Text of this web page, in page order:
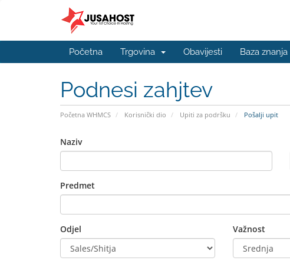
Početna Trgovina Obavijesti Baza znanja
Podnesi zahjtev
Početna WHMCS Korisnički dio Upiti za podršku Pošalji upit
Naziv
Predmet
Odjel Važnost